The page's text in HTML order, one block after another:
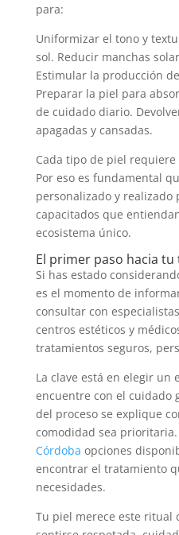
para:
Uniformizar el tono y
sol. Reducir manchas
Estimular la producción
Preparar la piel para
de cuidado diario.
apagadas y cansadas.
Cada tipo de piel
Por eso es fundamental
personalizado y realizado
capacitados que
ecosistema único.
El primer paso hacia
Si has estado
es el momento de
consultar con
centros estéticos y
tratamientos seguros,
La clave está en elegir un
encuentre con el cuidado
del proceso se explique
comodidad sea prioritaria.
Córdoba opciones
encontrar el tratamiento
necesidades.
Tu piel merece este ritual